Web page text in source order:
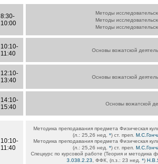
8:30-
10:00
Методы
Методы
Методы
10:10-
11:40
Основы вожатской
12:10-
13:40
Основы вожатской
14:10-
15:40
Основы вожатской
10:10-
11:40
Методика преподавания предмета Физическая
(л.: 25,26 нед.*) ст. преп.
Методика преподавания предмета Физическая
(л.: 25,26 нед.*) ст. преп.
Спецкурс по курсовой работе (Теория и методика
3.038.2.23 , ФФК, (п.з.: 23 нед. *)